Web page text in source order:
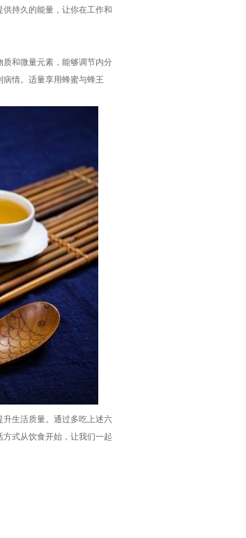
持久的能量，让你在工作和
和微量元素，能够调节内分
情。适量享用蜂蜜与蜂王
生活质量。通过多吃上述六
式从饮食开始，让我们一起